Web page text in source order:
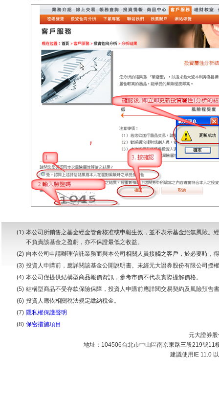
(1) 本公司所銷售之基金經金管會核准或申報生效，並不表示基金絕無風險
不負責該基金之盈虧，亦不保證最低之收益。
(2) 向本公司申請辦理信託業務而與本公司相關人員接觸之客戶，於必要時，
(3) 投資人申購前，應詳閱該基金公開說明書。未經元大證券股份有限公司授
(4) 本公司僅提供結構型商品報價資訊，參考市價不代表實際提解價格。
(5) 結構型商品不受存款保險保障，投資人申購前應詳閱交易契約及風險預告
(6) 投資人應依相關稅法規定繳納稅金。
(7) 隱私權保護聲明
(8) 保密措施項目
元大證券
地址：104506台北市中山區南京東路三段219號11
建議使用IE 11.0